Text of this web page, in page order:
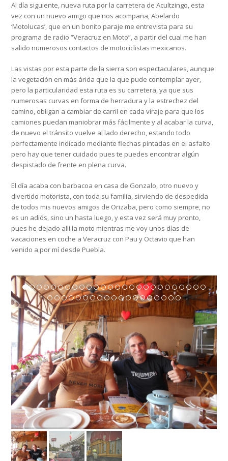
Al día siguiente, nueva ruta por la carretera de Acultzingo, esta
vez con un nuevo amigo que nos acompaña, Abelardo
‘Motolucas’, que en un bonito paraje me entrevista para su
programa de radio “Veracruz en Moto”, a partir del cual me han
salido numerosos contactos de motociclistas mexicanos.
Las vistas por esta parte de la sierra son espectaculares, aunque
la vegetación en más árida que la que pude contemplar ayer,
pero la particularidad esta ruta es su carretera, ya que sus
numerosas curvas en forma de herradura y la estrechez del
camino, obligan a cambiar de carril en cada viraje para que los
camiones puedan maniobrar más fácilmente y al acabar la curva,
de nuevo el tránsito vuelve al lado derecho, estando todo
perfectamente indicado mediante flechas pintadas en el asfalto
pero hay que tener cuidado pues te puedes encontrar algún
despistado de frente en plena curva.
El día acaba con barbacoa en casa de Gonzalo, otro nuevo y
divertido motorista, con toda su familia, sirviendo de despedida
de todos mis nuevos amigos de Orizaba, pero como siempre, no
es un adiós, sino un hasta luego, y esta vez será muy pronto,
pues he dejado allí la moto mientras me voy unos días de
vacaciones en coche a Veracruz con Pau y Octavio que han
venido a por mí desde Puebla.